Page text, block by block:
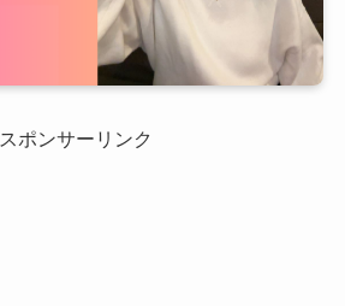
スポンサーリンク